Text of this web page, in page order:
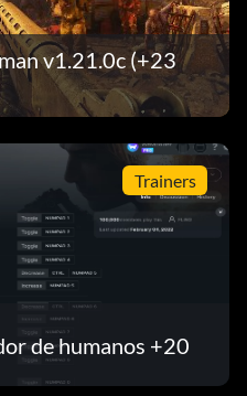
v1.21.0c (+23
Trainers
de humanos +20